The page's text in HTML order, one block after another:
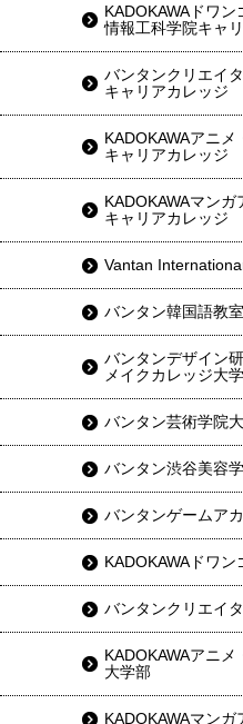
KADOKAWAドワン
情報工科学院キャ
バンタンクリエイ
キャリアカレッジ
KADOKAWAアニ
キャリアカレッジ
KADOKAWAマンガ
キャリアカレッジ
Vantan
バンタン韓国語教室
バンタンデザイン
メイクカレッジ大
バンタン芸術学院
バンタン渋谷美容
バンタンゲームア
KADOKAWAドワ
バンタンクリエイ
KADOKAWAアニ
大学部
KADOKAWAマン